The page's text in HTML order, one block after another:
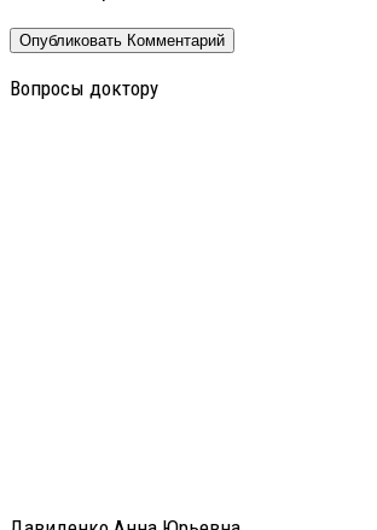
Вопросы доктору